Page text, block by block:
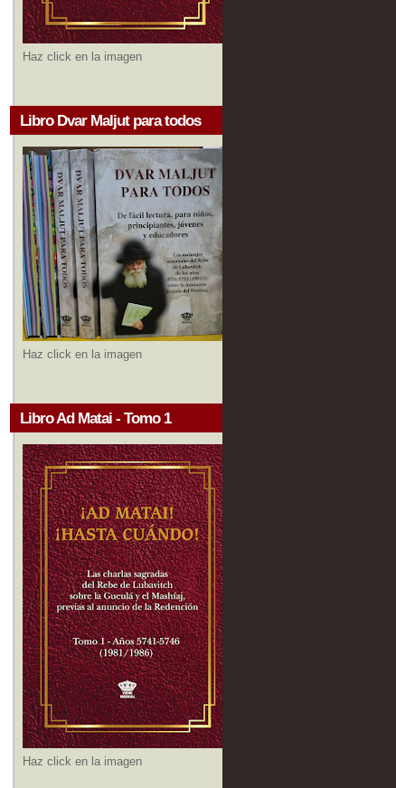
Haz click en la imagen
Libro Dvar Maljut para todos
Haz click en la imagen
Libro Ad Matai - Tomo 1
Haz click en la imagen